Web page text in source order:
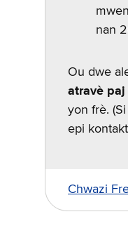
nan
Ou dwe
atravè paj
yon frè.
epi
Chwazi